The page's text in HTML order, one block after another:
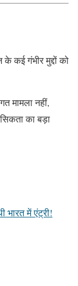
के कई गंभीर मुद्दों को
मामला नहीं,
का बड़ा
भारत में एंट्री!